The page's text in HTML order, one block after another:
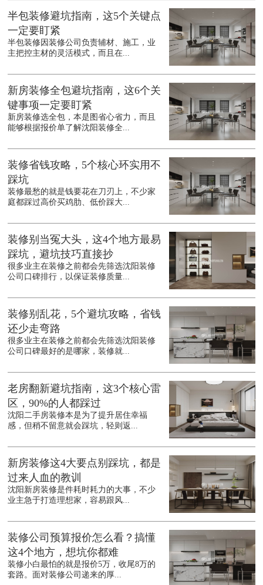
半包装修避坑指南，这5个关键点
一定要盯紧
半包装修因装修公司负责辅材、施工，业
主把控主材的灵活模式，而且在...
新房装修全包避坑指南，这6个关
键事项一定要盯紧
新房装修选全包，本是图省心省力，而且
能够根据报价单了解沈阳装修全...
装修省钱攻略，5个核心环实用不
踩坑
装修最愁的就是钱要花在刀刃上，不少家
庭都踩过高价买鸡肋、低价踩大...
装修别当冤大头，这4个地方最易
踩坑，避坑技巧直接抄
很多业主在装修之前都会先筛选沈阳装修
公司口碑排行，以保证装修质量...
装修别乱花，5个避坑攻略，省钱
还少走弯路
很多业主在装修之前都会先筛选沈阳装修
公司口碑最好的是哪家，装修就...
老房翻新避坑指南，这3个核心雷
区，90%的人都踩过
沈阳二手房装修本是为了提升居住幸福
感，但稍不留意就会踩坑，轻则返...
新房装修这4大要点别踩坑，都是
过来人血的教训
沈阳新房装修是件耗时耗力的大事，不少
业主急于打造理想家，容易跟风...
装修公司预算报价怎么看？搞懂
这4个地方，想坑你都难
装修小白最怕的就是报价5万，收尾8万的
套路。面对装修公司递来的厚...